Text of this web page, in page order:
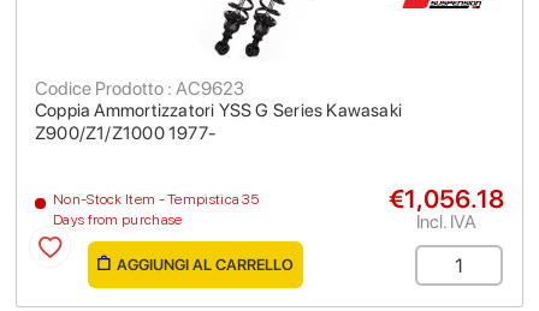
Coppia Ammortizzatori YSS G Series Kawasaki
Z900/Z1/Z1000 1977-
Codice Prodotto : AC9623
Non-Stock Item - Tempistica 35
Days from purchase
€1,056.18
Incl. IVA
AGGIUNGI AL CARRELLO